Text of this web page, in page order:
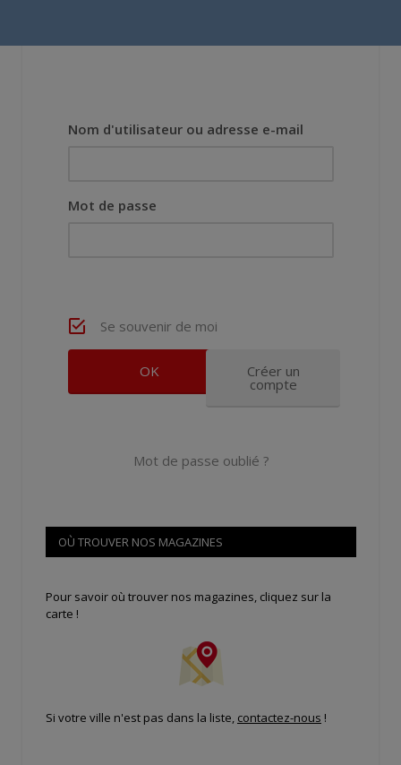
Nom d'utilisateur ou adresse e-mail
Mot de passe
Se souvenir de moi
Créer un
compte
Mot de passe oublié ?
OÙ TROUVER NOS MAGAZINES
Pour savoir où trouver nos magazines, cliquez sur la
carte !
Si votre ville n'est pas dans la liste, contactez-nous !